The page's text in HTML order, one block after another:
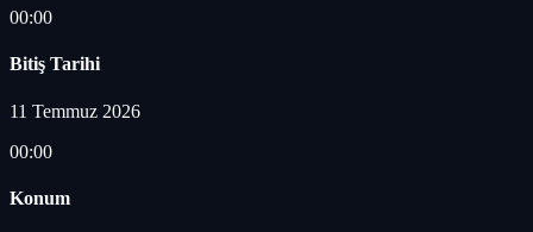
00:00
Bitiş Tarihi
11 Temmuz 2026
00:00
Konum